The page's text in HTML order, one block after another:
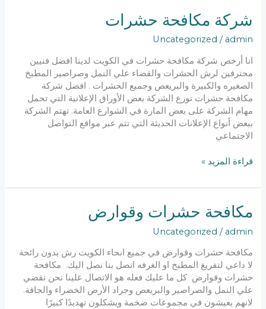
شركة مكافحة حشرات
Uncategorized / admin
انا أرخص شركة مكافحة حشرات في الكويت لدينا افضل فنيين
محترفين لرش الحشرات والقضاء علي النمل وصراصير المطبخ
الصغيره والكبيرة والبريعص وجميع الحشرات . افضل شركة
مكافحة حشرات توزع الشركة بعض الأوراق الإعلانية التي تحمل
مهام الشركة على بعض المارة في الشوارع العامة. تهتم الشركة
ببعض أنواع الإعلانات الحديثة التي تتم عبر مواقع التواصل
الاجتماعي
شركة
حشرات
قراءة المزيد »
مكافحة حشرات وقوارض
Uncategorized / admin
مكافحة حشرات وقوارض في جميع انحاء الكويت رش بدون رائحة
لا داعي لتفريغ المطبخ او الغرفه اتصل بنا نصل اليك. مكافحة
حشرات وقوارض كل ما عليك فعله هو الاتصال علينا نحن نقضي
علي النمل والصراصير والبريعص وجراد الأرض الخضراء والجافة.
لانهم يعيشون في مجموعات ضخمة ويشكلون تهديدًا كبيرًا